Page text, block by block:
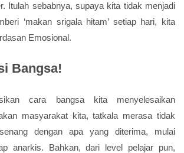
Itulah sebabnya, supaya kita tidak menjadi
‘makan srigala hitam’ setiap hari, kita
Emosional.
Bangsa!
cara bangsa kita menyelesaikan
masyarakat kita, tatkala merasa tidak
dengan apa yang diterima, mulai
anarkis. Bahkan, dari level pelajar pun,